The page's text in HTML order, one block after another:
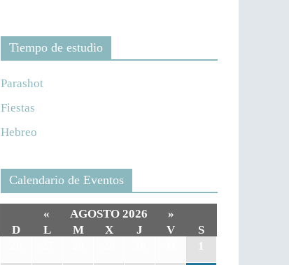
Tiempo de estudio
Parashot
Fiestas
Hebreo
Calendario de Eventos
« AGOSTO 2026
»
D
L M X J V
S
1